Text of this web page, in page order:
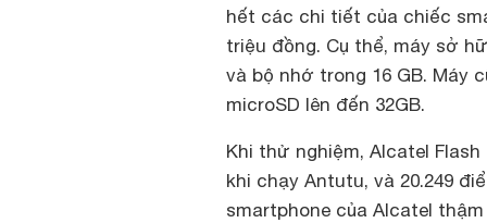
hết các chi tiết của chiếc
triệu đồng. Cụ thể, máy sở
và bộ nhớ trong 16 GB. Máy
microSD lên đến 32GB.
Khi thử nghiệm, Alcatel
khi chạy Antutu, và 20.249
smartphone của Alcatel